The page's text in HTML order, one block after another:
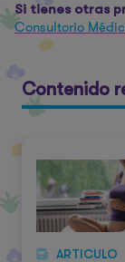
Si tienes otras
Consultorio
Contenido
ARTICULO